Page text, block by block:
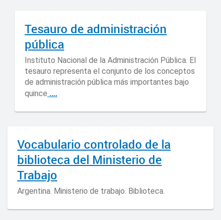
Tesauro de administración
pública
Instituto Nacional de la Administración Pública. El
tesauro representa el conjunto de los conceptos
de administración pública más importantes bajo
quince ....
Vocabulario controlado de la
biblioteca del Ministerio de
Trabajo
Argentina. Ministerio de trabajo. Biblioteca.